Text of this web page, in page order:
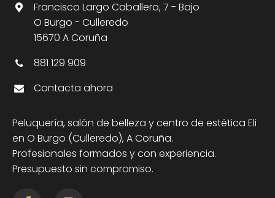
Francisco Largo Caballero, 7 - Bajo
O Burgo - Culleredo
15670 A Coruña
881 129 909
Contacta ahora
Peluquería, salón de belleza y centro de estética Eli
en O Burgo (Culleredo), A Coruña.
Profesionales formados y con experiencia.
Presupuesto sin compromiso.